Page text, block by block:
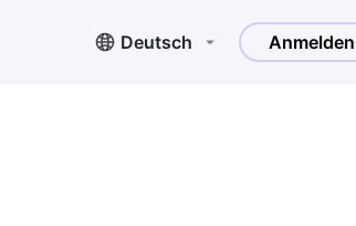
Deutsch Anmelden